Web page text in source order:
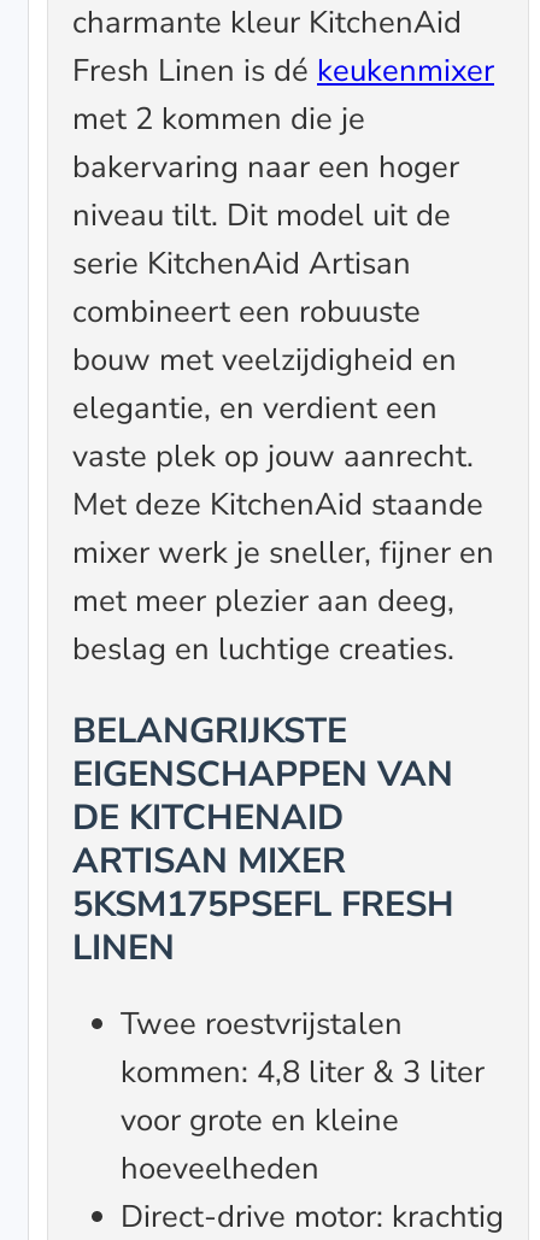
charmante kleur KitchenAid
Fresh Linen is dé keukenmixer
met 2 kommen die je
bakervaring naar een hoger
niveau tilt. Dit model uit de
serie KitchenAid Artisan
combineert een robuuste
bouw met veelzijdigheid en
elegantie, en verdient een
vaste plek op jouw aanrecht.
Met deze KitchenAid staande
mixer werk je sneller, fijner en
met meer plezier aan deeg,
beslag en luchtige creaties.
BELANGRIJKSTE
EIGENSCHAPPEN VAN
DE KITCHENAID
ARTISAN MIXER
5KSM175PSEFL FRESH
LINEN
Twee roestvrijstalen
kommen: 4,8 liter & 3 liter
voor grote en kleine
hoeveelheden
Direct-drive motor: krachtig